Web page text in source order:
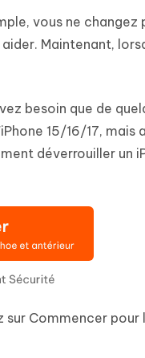
vous ne changez
Maintenant,
besoin que de
15/16/17, mais
déverrouiller un
sur Commencer pour